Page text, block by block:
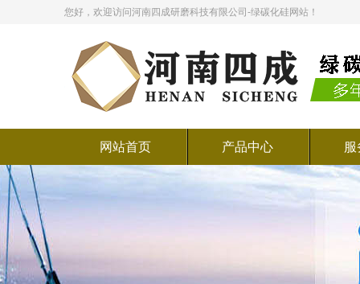
您好，欢迎访问河南四成研磨科技有限公司-绿碳化硅网站！
网站首页 产品中心